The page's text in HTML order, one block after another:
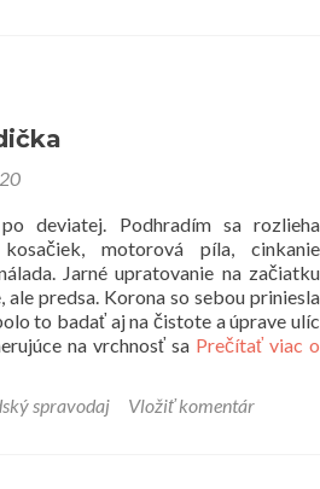
deviatej. Podhradím sa rozlieha
motorová píla, cinkanie
Jarné upratovanie na začiatku
ale predsa. Korona so sebou priniesla
to badať aj na čistote a úprave ulíc
na vrchnosť sa Prečítať viac o
spravodaj Vložiť komentár